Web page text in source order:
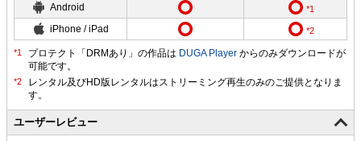
Android
iPhone / iPad
プロテクト「DRMあり」の作品は DUGA Player からのみダウンロードが
可能です。
ユーザーレビュー